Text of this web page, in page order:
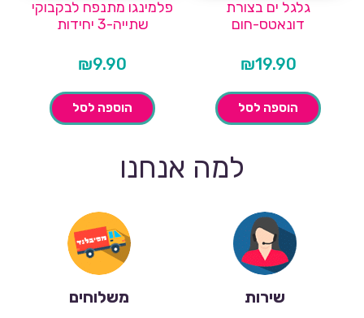
גלגל ים בצורת
דונאטס-חום
₪19.90
הוספה לסל
פלמינגו מתנפח לבקבוקי
שתייה-3 יחידות
₪9.90
הוספה לסל
למה אנחנו
שירות משלוחים